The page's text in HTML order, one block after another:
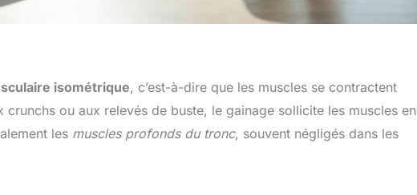
isométrique, c’est-à-dire que les muscles se contractent
ou aux relevés de buste, le gainage sollicite les muscles en
les muscles profonds du tronc, souvent négligés dans les